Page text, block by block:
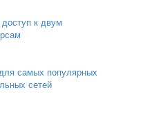
к двум
самых популярных
сетей